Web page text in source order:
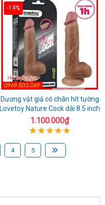
-14%
Dương vật giả có chân hít tường
Lovetoy Nature Cock dài 8.5 inch
1.100.000₫
4 5